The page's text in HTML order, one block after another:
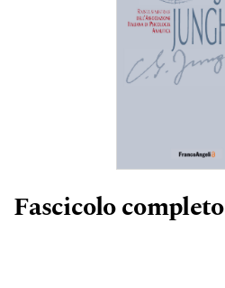
Fascicolo completo